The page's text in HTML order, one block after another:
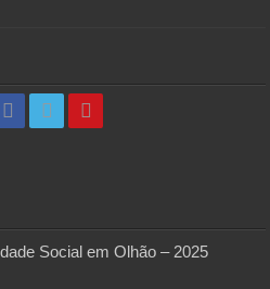
Social em Olhão – 2025